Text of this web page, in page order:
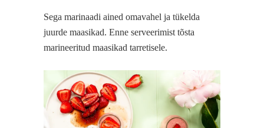
Sega marinaadi ained omavahel ja tükelda
juurde maasikad. Enne serveerimist tõsta
marineeritud maasikad tarretisele.